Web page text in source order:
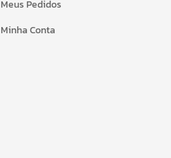
Meus Pedidos
Minha Conta